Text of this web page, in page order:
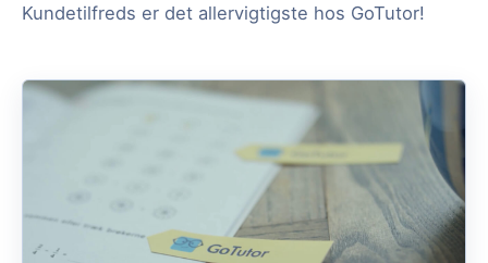
Kundetilfreds er det allervigtigste hos GoTutor!